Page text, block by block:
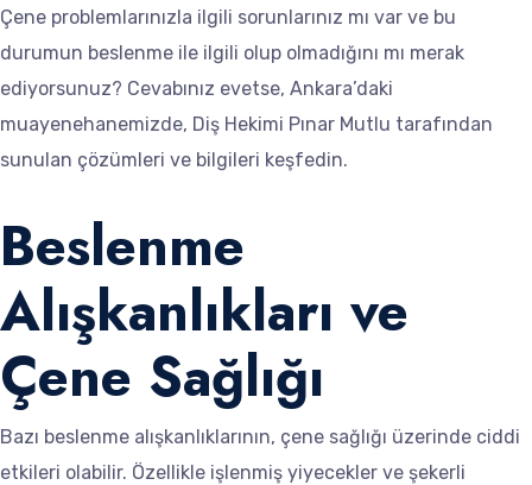
Çene problemlarınızla ilgili sorunlarınız mı var ve bu
durumun beslenme ile ilgili olup olmadığını mı merak
ediyorsunuz? Cevabınız evetse, Ankara’daki
muayenehanemizde, Diş Hekimi Pınar Mutlu tarafından
sunulan çözümleri ve bilgileri keşfedin.
Beslenme
Alışkanlıkları ve
Çene Sağlığı
Bazı beslenme alışkanlıklarının, çene sağlığı üzerinde ciddi
etkileri olabilir. Özellikle işlenmiş yiyecekler ve şekerli